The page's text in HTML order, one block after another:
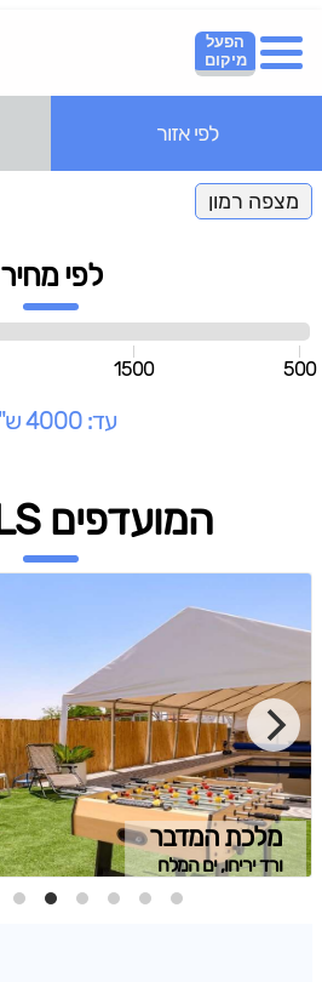
הפעל
מיקום
לפי אזור
מצפה רמון
לפי מחיר
500
1500
עד: 4000 ש"ח
המועדפים HOTELS
מלכת המדבר
ורד יריחו, ים המלח